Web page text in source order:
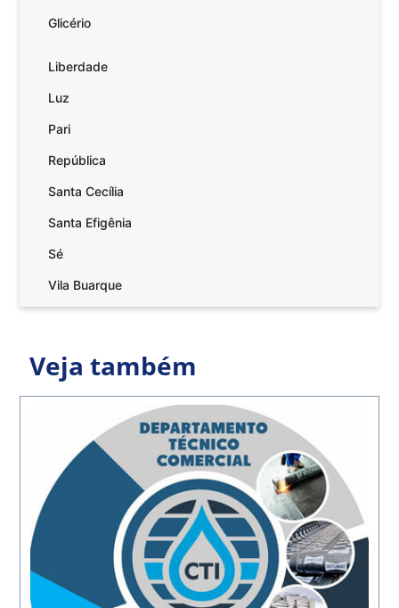
Glicério
Liberdade
Luz
Pari
República
Santa Cecília
Santa Efigênia
Sé
Vila Buarque
Veja também